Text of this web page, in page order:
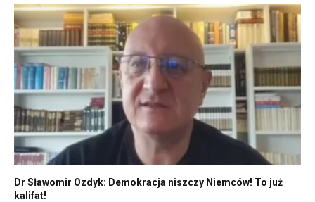
Dr Sławomir Ozdyk: Demokracja niszczy Niemców! To już
kalifat!